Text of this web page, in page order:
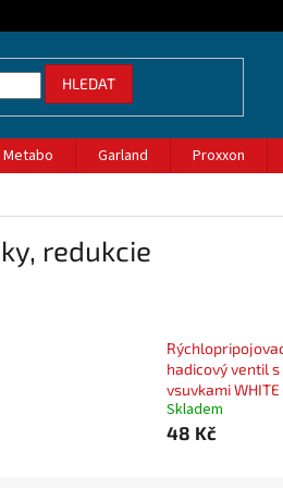
HLEDAT
Metabo Garland Proxxon
redukcie
hadicový ventil s
vsuvkami WHITE
Skladem
48 Kč